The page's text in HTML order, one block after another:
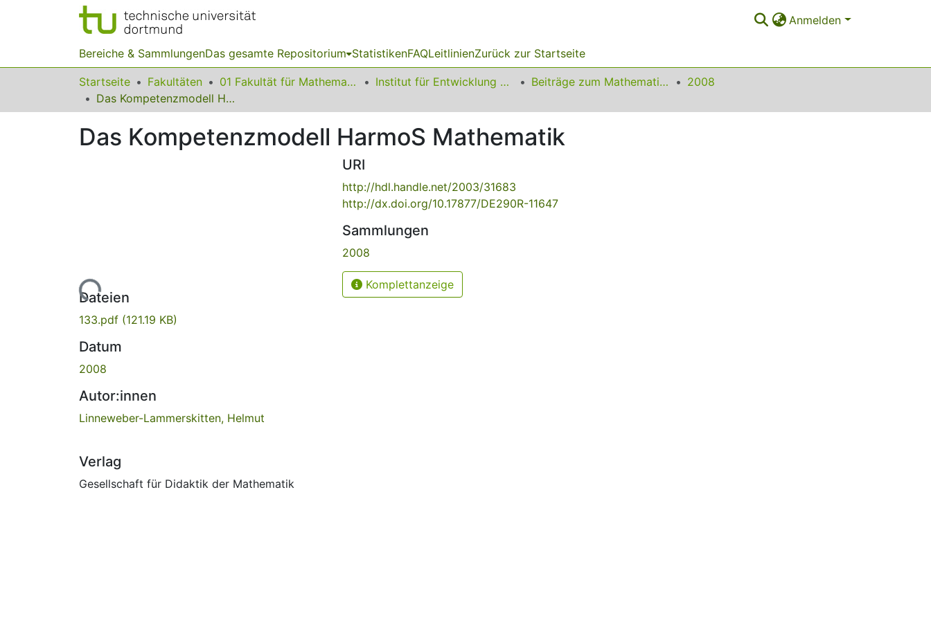
Anmelden
Bereiche & SammlungenDas gesamte Repositorium StatistikenFAQLeitlinienZurück zur Startseite
Startseite Fakultäten 01 Fakultät für Mathematik Institut für Entwicklung und Erforschung des Mathematikunterrichts Beiträge zum Mathematikunterricht
2008
Das Kompetenzmodell HarmoS Mathematik
Das Kompetenzmodell HarmoS Mathematik
Lade...
Dateien
133.pdf (121.19 KB)
Datum
2008
Autor:innen
Linneweber-Lammerskitten, Helmut
Verlag
Gesellschaft für Didaktik der Mathematik
URI
http://hdl.handle.net/2003/31683
http://dx.doi.org/10.17877/DE290R-11647
Sammlungen
2008
Komplettanzeige